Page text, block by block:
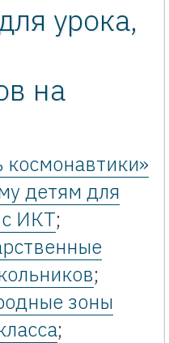
урока,
на
детям для
ИКТ;
;
зоны
;